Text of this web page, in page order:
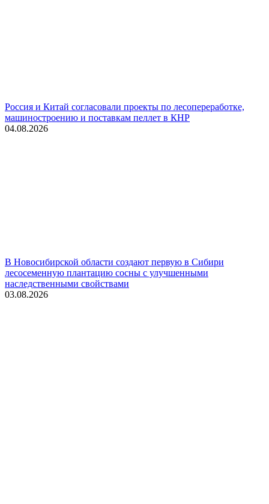
Россия и Китай согласовали проекты по лесопереработке,
машиностроению и поставкам пеллет в КНР
04.08.2026
В Новосибирской области создают первую в Сибири
лесосеменную плантацию сосны с улучшенными
наследственными свойствами
03.08.2026